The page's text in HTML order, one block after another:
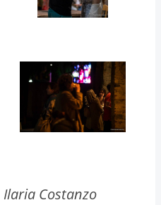
Ilaria Costanzo